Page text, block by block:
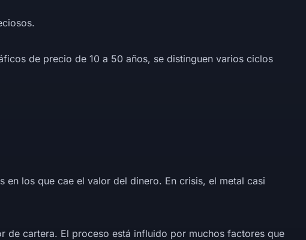
de precio de 10 a 50 años, se distinguen varios ciclos
los que cae el valor del dinero. En crisis, el metal casi
de cartera. El proceso está influido por muchos factores que